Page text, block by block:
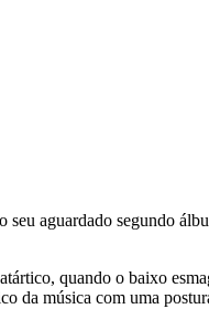
seu aguardado segundo
quando o baixo
da música com uma